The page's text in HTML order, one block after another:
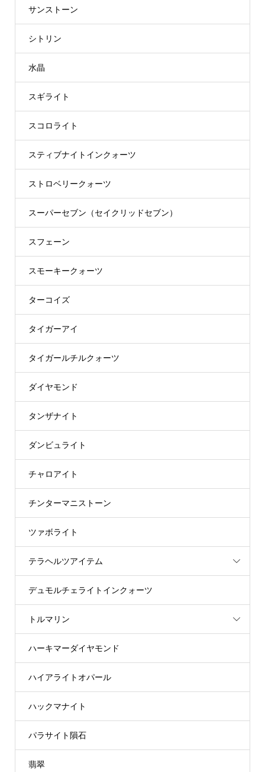
サンストーン
シトリン
水晶
スギライト
スコロライト
スティブナイトインクォーツ
ストロベリークォーツ
スーパーセブン（セイクリッドセブン）
スフェーン
スモーキークォーツ
ターコイズ
タイガーアイ
タイガールチルクォーツ
ダイヤモンド
タンザナイト
ダンビュライト
チャロアイト
チンターマニストーン
ツァボライト
テラヘルツアイテム
デュモルチェライトインクォーツ
トルマリン
ハーキマーダイヤモンド
ハイアライトオパール
ハックマナイト
パラサイト隕石
翡翠